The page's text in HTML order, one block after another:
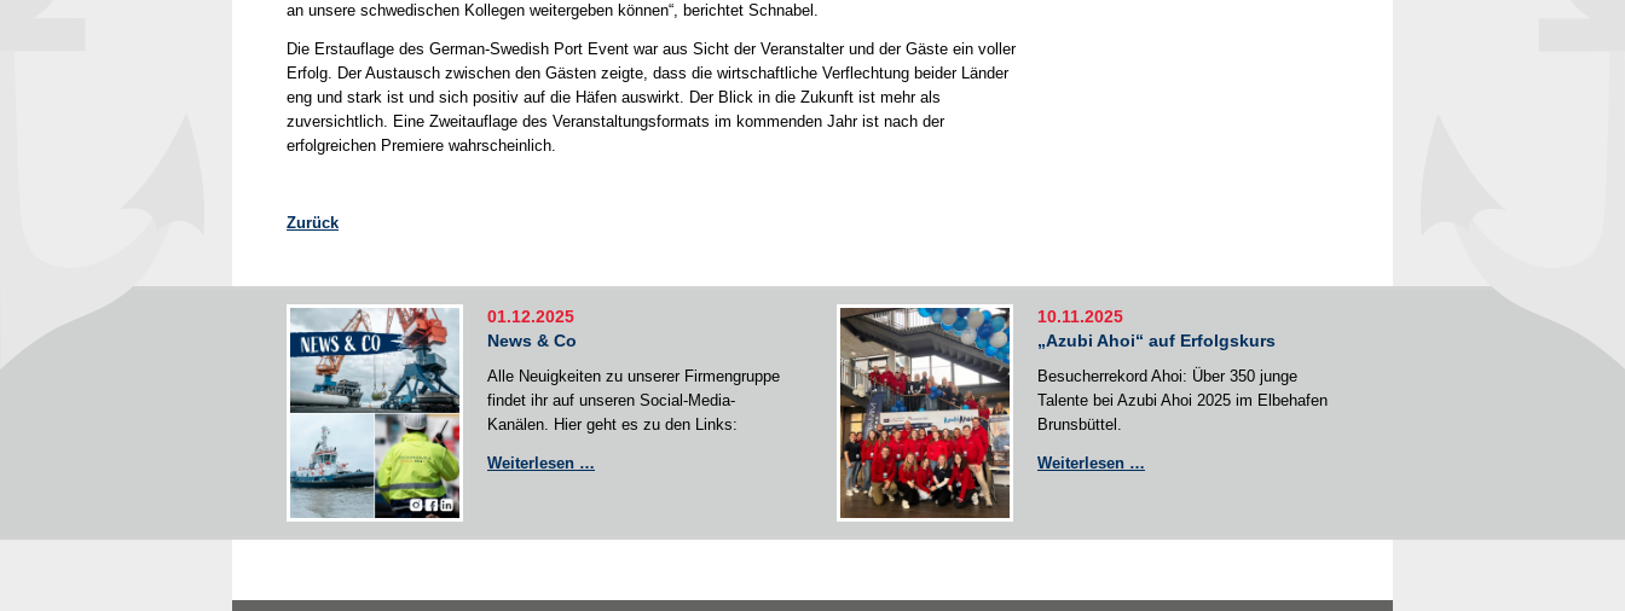
an unsere schwedischen Kollegen weitergeben können“, berichtet Schnabel.
Die Erstauflage des German-Swedish Port Event war aus Sicht der Veranstalter und der Gäste ein voller
Erfolg. Der Austausch zwischen den Gästen zeigte, dass die wirtschaftliche Verflechtung beider Länder
eng und stark ist und sich positiv auf die Häfen auswirkt. Der Blick in die Zukunft ist mehr als
zuversichtlich. Eine Zweitauflage des Veranstaltungsformats im kommenden Jahr ist nach der
erfolgreichen Premiere wahrscheinlich.
Zurück
01.12.2025
News & Co
Alle Neuigkeiten zu unserer Firmengruppe
findet ihr auf unseren Social-Media-
Kanälen. Hier geht es zu den Links:
Weiterlesen …
10.11.2025
„Azubi Ahoi“ auf Erfolgskurs
Besucherrekord Ahoi: Über 350 junge
Talente bei Azubi Ahoi 2025 im Elbehafen
Brunsbüttel.
Weiterlesen …